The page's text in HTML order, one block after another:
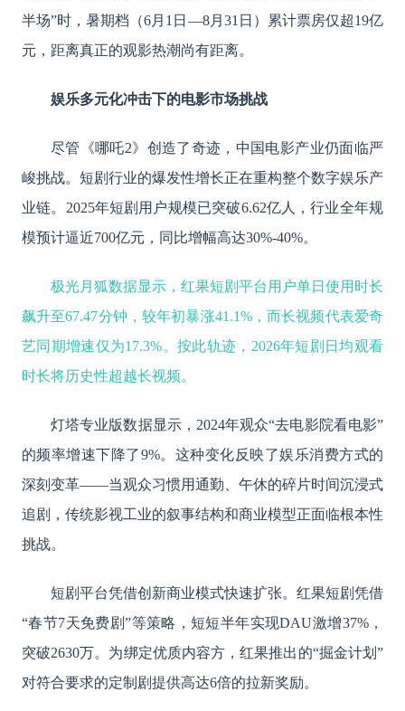
半场”时，暑期档（6月1日—8月31日）累计票房仅超19亿
元，距离真正的观影热潮尚有距离。
娱乐多元化冲击下的电影市场挑战
尽管《哪吒2》创造了奇迹，中国电影产业仍面临严
峻挑战。短剧行业的爆发性增长正在重构整个数字娱乐产
业链。2025年短剧用户规模已突破6.62亿人，行业全年规
模预计逼近700亿元，同比增幅高达30%-40%。
极光月狐数据显示，红果短剧平台用户单日使用时长
飙升至67.47分钟，较年初暴涨41.1%，而长视频代表爱奇
艺同期增速仅为17.3%。按此轨迹，2026年短剧日均观看
时长将历史性超越长视频。
灯塔专业版数据显示， 2024年观众“去电影院看电影”
的频率增速下降了9%。这种变化反映了娱乐消费方式的
深刻变革——当观众习惯用通勤、午休的碎片时间沉浸式
追剧，传统影视工业的叙事结构和商业模型正面临根本性
挑战。
短剧平台凭借创新商业模式快速扩张。红果短剧凭借
“春节7天免费剧”等策略，短短半年实现DAU激增37%，
突破2630万。为绑定优质内容方，红果推出的“掘金计划”
对符合要求的定制剧提供高达6倍的拉新奖励。